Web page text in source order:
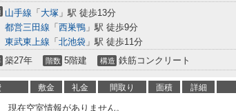
山手線 「 大塚 」駅 徒歩13分
都営三田線 「 西巣鴨 」駅 徒歩9分
東武東上線 「 北池袋 」駅 徒歩11分
築27年 階数 5階建 構造 鉄筋コンクリート
敷金 礼金 間取り 面積 詳細
現在空室情報がありません。